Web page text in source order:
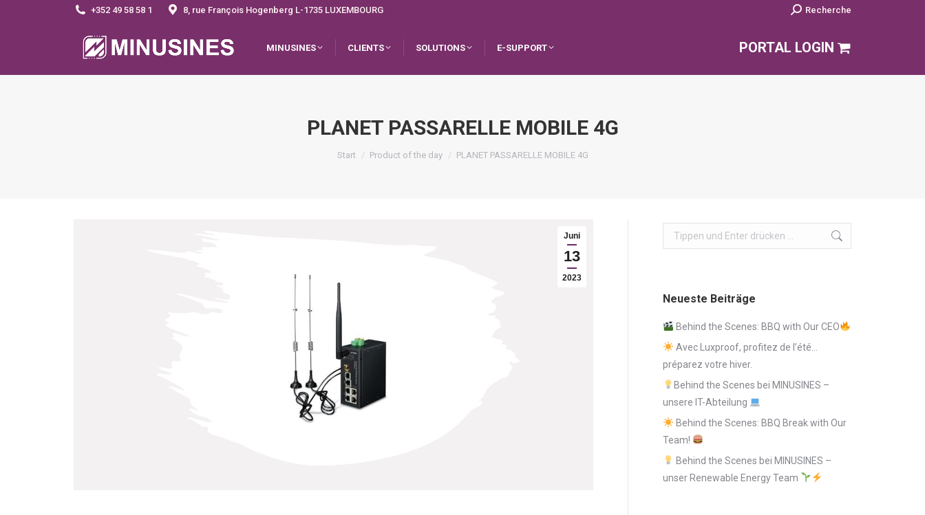
+352 49 58 58 1 8, rue François Hogenberg L-1735 LUXEMBOURG Search:Recherche
MINUSINES CLIENTS SOLUTIONS E-SUPPORT PORTAL LOGIN
PLANET PASSARELLE MOBILE 4G
Sie befinden sich hier:
Start Product of the day PLANET PASSARELLE MOBILE 4G
Juni
13
2023
Search:
Neueste Beiträge
Behind the Scenes: BBQ with Our CEO
Avec Luxproof, profitez de l’été…
préparez votre hiver.
Behind the Scenes bei MINUSINES –
unsere IT-Abteilung
Behind the Scenes: BBQ Break with Our
Team!
Behind the Scenes bei MINUSINES –
unser Renewable Energy Team